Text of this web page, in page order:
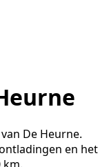
De Heurne.
en het